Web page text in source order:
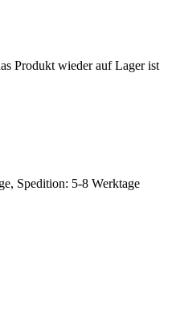
Produkt wieder auf Lager ist
Spedition: 5-8 Werktage